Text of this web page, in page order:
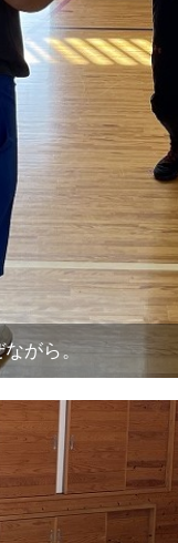
がら。